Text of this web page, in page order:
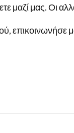
μαζί μας. Οι
επικοινωνήσε